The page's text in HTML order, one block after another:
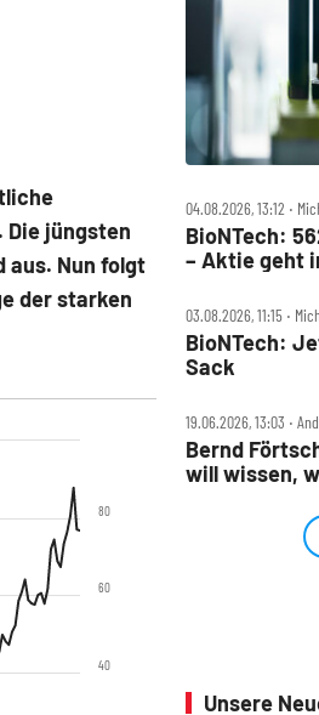
jüngsten
aus. Nun folgt
der starken
40
60
80
04.08.2026, 13:12 ‧
BioNTech:
– Aktie geht
03.08.2026, 11:15 ‧
BioNTech:
Sack
19.06.2026, 13:03 ‧
Bernd
will wissen,
Unsere